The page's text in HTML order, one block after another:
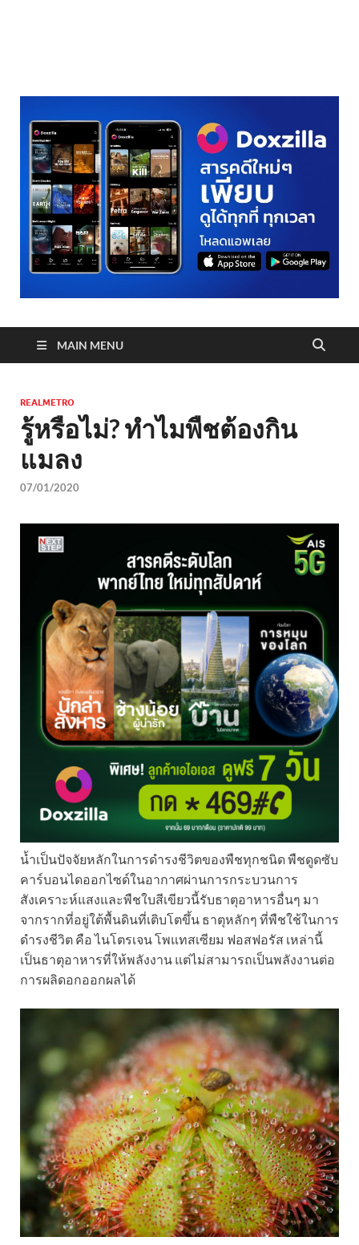
MAIN MENU
REALMETRO
รู้หรือไม่? ทำไมพืชต้องกิน
แมลง
07/01/2020
น้ำเป็นปัจจัยหลักในการดำรงชีวิตของพืชทุกชนิด พืชดูดซับ
คาร์บอนไดออกไซด์ในอากาศผ่านการกระบวนการ
สังเคราะห์แสงและพืชใบสีเขียวนี้รับธาตุอาหารอื่นๆ มา
จากรากที่อยู่ใต้พื้นดินที่เติบโตขึ้น ธาตุหลักๆ ที่พืชใช้ในการ
ดำรงชีวิต คือ ไนโตรเจน โพแทสเซียม ฟอสฟอรัส เหล่านี้
เป็นธาตุอาหารที่ให้พลังงาน แต่ไม่สามารถเป็นพลังงานต่อ
การผลิดอกออกผลได้